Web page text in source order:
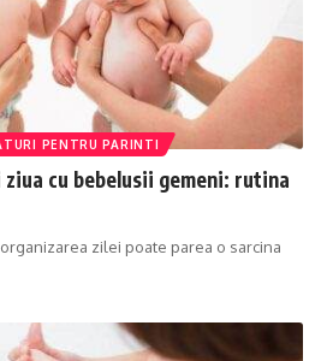
PENTRU PARINTI
cu bebelusii gemeni: rutina
zilei poate parea o sarcina